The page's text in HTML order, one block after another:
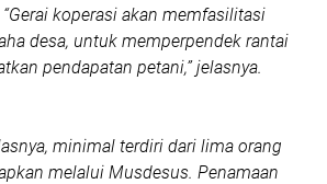
koperasi akan memfasilitasi
desa, untuk memperpendek rantai
pendapatan petani,” jelasnya.
minimal terdiri dari lima orang
melalui Musdesus. Penamaan